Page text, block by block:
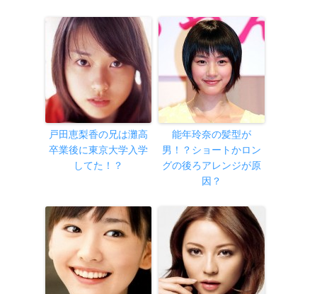
戸田恵梨香の兄は灘高
卒業後に東京大学入学
してた！？
能年玲奈の髪型が
男！？ショートかロン
グの後ろアレンジが原
因？